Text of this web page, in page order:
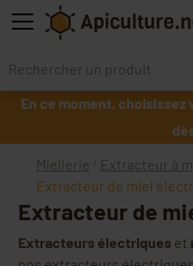
Skip to main content
En ce moment, choisissez
Miellerie
Extracteur à
Extracteur de miel
Extracteur de
Extracteurs électriques et